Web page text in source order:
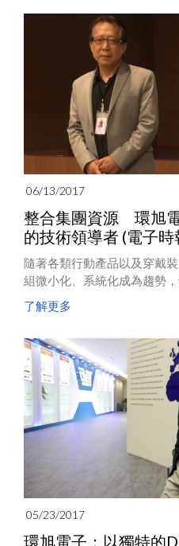
06/13/2017
整合集團資源 環旭
的技術領導者 (電子時
隨著各類行動產品以及穿戴
組微小化、系統化成為趨勢
環旭電子(USI)帶來全新的成
光集團資源的整合，已使環
市場的利器。同時，環旭亦
案，整合軟硬體能力，以此
值。
了解更多
05/23/2017
環旭電子：以獨特的